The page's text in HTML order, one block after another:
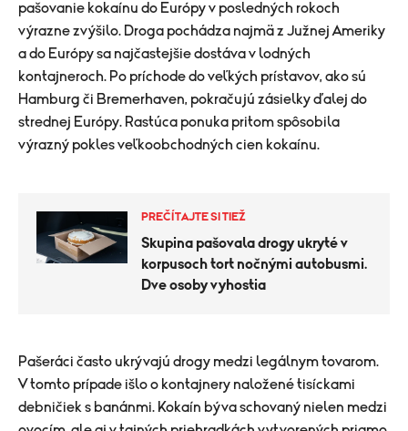
pašovanie kokaínu do Európy v posledných rokoch
výrazne zvýšilo. Droga pochádza najmä z Južnej Ameriky
a do Európy sa najčastejšie dostáva v lodných
kontajneroch. Po príchode do veľkých prístavov, ako sú
Hamburg či Bremerhaven, pokračujú zásielky ďalej do
strednej Európy. Rastúca ponuka pritom spôsobila
výrazný pokles veľkoobchodných cien kokaínu.
PREČÍTAJTE SI TIEŽ
Skupina pašovala drogy ukryté v
korpusoch tort nočnými autobusmi.
Dve osoby vyhostia
Pašeráci často ukrývajú drogy medzi legálnym tovarom.
V tomto prípade išlo o kontajnery naložené tisíckami
debničiek s banánmi. Kokaín býva schovaný nielen medzi